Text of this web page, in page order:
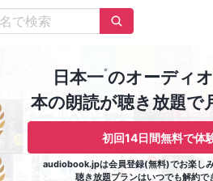
日本一※のオーディ
本の朗読が聴き放題で
初回14日間無料で体
audiobook.jpは会員登録(無料)でお楽しみ
聴き放題プランはいつでも解約で